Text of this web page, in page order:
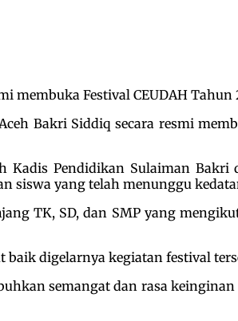
membuka Festival CEUDAH
Bakri Siddiq secara resmi
Pendidikan Sulaiman
siswa yang telah menunggu
TK, SD, dan SMP yang
digelarnya kegiatan festival
semangat dan rasa